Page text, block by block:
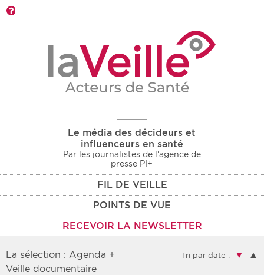
Le média des décideurs et
influenceurs en santé
Par les journalistes de l'agence de
presse PI+
FIL DE VEILLE
POINTS DE VUE
RECEVOIR LA NEWSLETTER
La sélection : Agenda +
Veille documentaire
Tri par date : ▼ ▲